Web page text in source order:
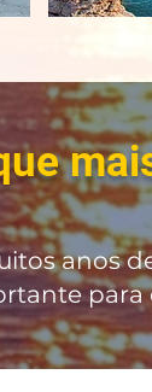
anos
para